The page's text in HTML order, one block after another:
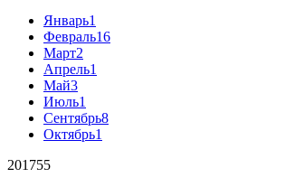
Январь1
Февраль16
Март2
Апрель1
Май3
Июль1
Сентябрь8
Октябрь1
201755